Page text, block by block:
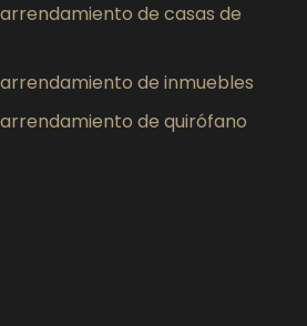
de casas de
de inmuebles
de quirófano